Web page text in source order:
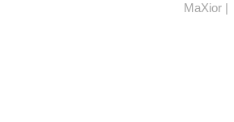
MaXior |